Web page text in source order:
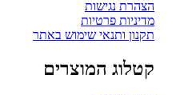
הצהרת נגישות
מדיניות פרטיות
תקנון ותנאי שימוש באתר
קטלוג המוצרים